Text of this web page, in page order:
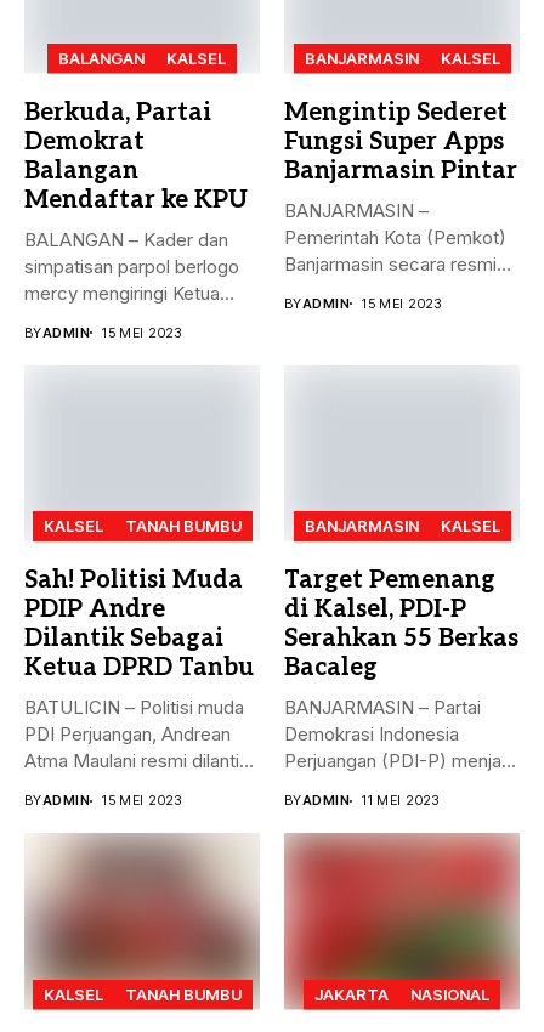
BALANGAN KALSEL
Berkuda, Partai
Demokrat
Balangan
Mendaftar ke KPU
BALANGAN – Kader dan
simpatisan parpol berlogo
mercy mengiringi Ketua
BYADMIN 15 MEI 2023
BANJARMASIN KALSEL
Mengintip Sederet
Fungsi Super Apps
Banjarmasin Pintar
BANJARMASIN –
Pemerintah Kota (Pemkot)
Banjarmasin secara resmi
BYADMIN 15 MEI 2023
KALSEL TANAH BUMBU
Sah! Politisi Muda
PDIP Andre
Dilantik Sebagai
Ketua DPRD Tanbu
BATULICIN – Politisi muda
PDI Perjuangan, Andrean
Atma Maulani resmi dilantik
BYADMIN 15 MEI 2023
BANJARMASIN KALSEL
Target Pemenang
di Kalsel, PDI-P
Serahkan 55 Berkas
Bacaleg
BANJARMASIN – Partai
Demokrasi Indonesia
Perjuangan (PDI-P) menjadi
BYADMIN 11 MEI 2023
KALSEL TANAH BUMBU JAKARTA NASIONAL